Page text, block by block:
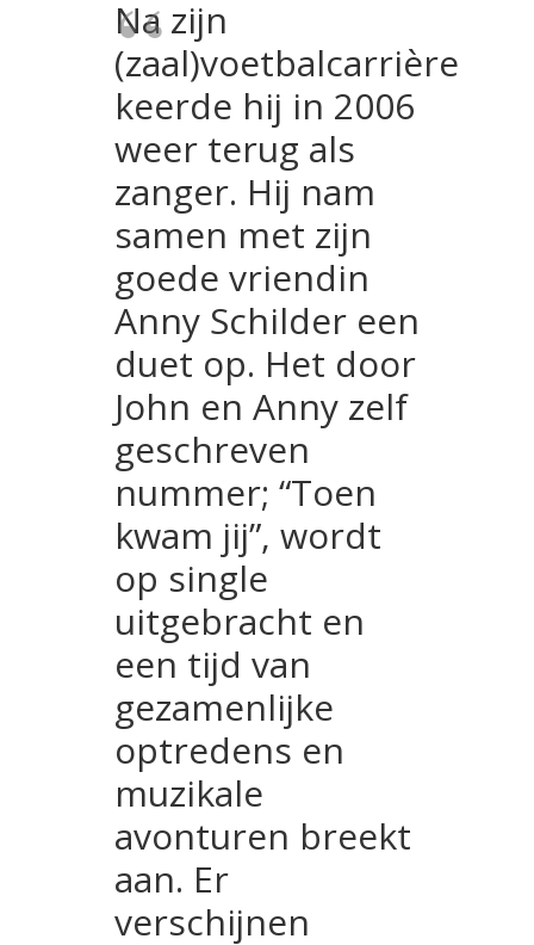
Na zijn
(zaal)voetbalcarrière
keerde hij in 2006
weer terug als
zanger. Hij nam
samen met zijn
goede vriendin
Anny Schilder een
duet op. Het door
John en Anny zelf
geschreven
nummer; “Toen
kwam jij”, wordt
op single
uitgebracht en
een tijd van
gezamenlijke
optredens en
muzikale
avonturen breekt
aan. Er
verschijnen